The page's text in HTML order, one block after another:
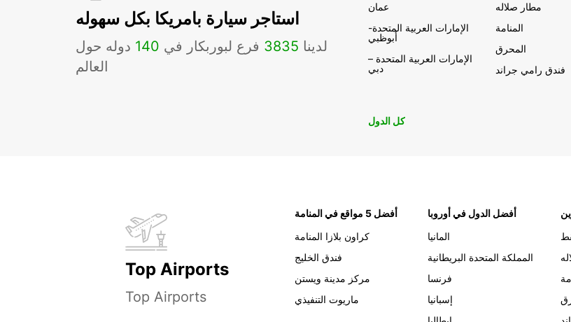
استاجر سيارة بامريكا بكل سهوله
لدينا 3835 فرع لبوربكار في 140 دوله حول
العالم
عمان
الإمارات العربية المتحدة-
أبوظبي
الإمارات العربية المتحدة –
دبي
مطار صلاله
المنامة
المحرق
فندق رامي جراند
كل الدول
Top Airports
Top Airports
أفضل 5 مواقع في المنامة
كراون بلازا المنامة
فندق الخليج
مركز مدينة ويستن
ماريوت التنفيذي
أفضل الدول في أوروبا
المانيا
المملكة المتحدة البريطانية
فرنسا
إسبانيا